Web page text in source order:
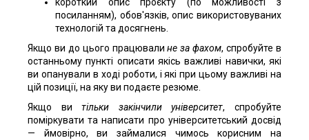
короткий опис проєкту (по можливості з
посиланням), обов'язків, опис використовуваних
технологій та досягнень.
Якщо ви до цього працювалине за фахом, спробуйте в
останньому пункті описати якісь важливі навички, які
ви опанували в ході роботи, і які при цьому важливі на
цій позиції, на яку ви подаєте резюме.
Якщо витільки закінчили університет, спробуйте
поміркувати та написати про університетський досвід
— ймовірно, ви займалися чимось корисним на